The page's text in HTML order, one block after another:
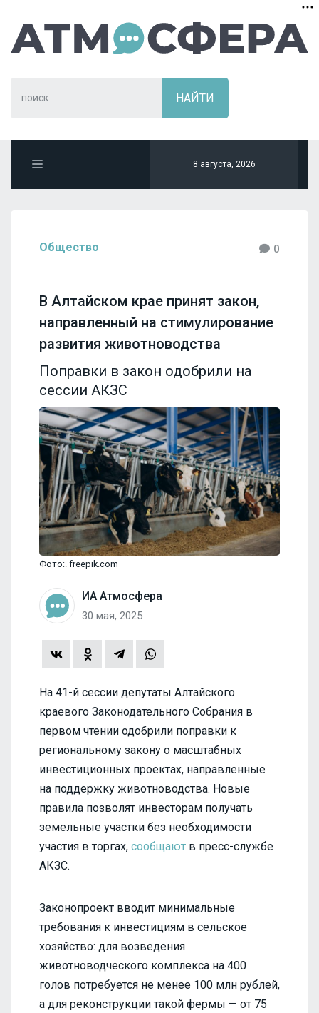
8 августа, 2026
Общество 0
В Алтайском крае принят закон,
направленный на стимулирование
развития животноводства
Поправки в закон одобрили на
сессии АКЗС
Фото:. freepik.com
ИА Атмосфера
30 мая, 2025
На 41-й сессии депутаты Алтайского
краевого Законодательного Собрания в
первом чтении одобрили поправки к
региональному закону о масштабных
инвестиционных проектах, направленные
на поддержку животноводства. Новые
правила позволят инвесторам получать
земельные участки без необходимости
участия в торгах, сообщают в пресс-службе
АКЗС.
Законопроект вводит минимальные
требования к инвестициям в сельское
хозяйство: для возведения
животноводческого комплекса на 400
голов потребуется не менее 100 млн рублей,
а для реконструкции такой фермы — от 75